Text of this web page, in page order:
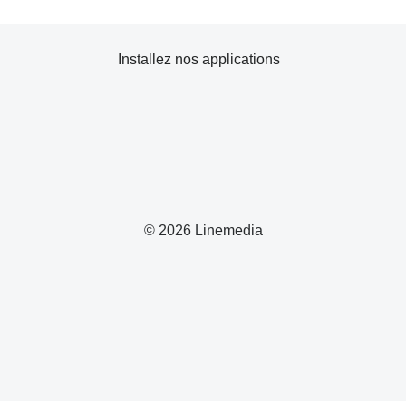
© 2026 Linemedia
Installez nos applications